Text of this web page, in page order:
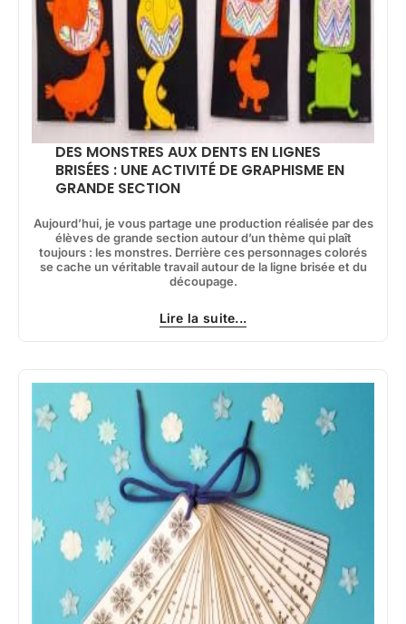
DES MONSTRES AUX DENTS EN LIGNES
BRISÉES : UNE ACTIVITÉ DE GRAPHISME EN
GRANDE SECTION
Aujourd’hui, je vous partage une production réalisée par des
élèves de grande section autour d’un thème qui plaît
toujours : les monstres. Derrière ces personnages colorés
se cache un véritable travail autour de la ligne brisée et du
découpage.
Lire la suite...